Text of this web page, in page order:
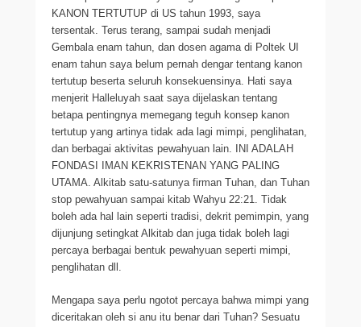
KANON TERTUTUP di US tahun 1993, saya
tersentak. Terus terang, sampai sudah menjadi
Gembala enam tahun, dan dosen agama di Poltek UI
enam tahun saya belum pernah dengar tentang kanon
tertutup beserta seluruh konsekuensinya. Hati saya
menjerit Halleluyah saat saya dijelaskan tentang
betapa pentingnya memegang teguh konsep kanon
tertutup yang artinya tidak ada lagi mimpi, penglihatan,
dan berbagai aktivitas pewahyuan lain. INI ADALAH
FONDASI IMAN KEKRISTENAN YANG PALING
UTAMA. Alkitab satu-satunya firman Tuhan, dan Tuhan
stop pewahyuan sampai kitab Wahyu 22:21. Tidak
boleh ada hal lain seperti tradisi, dekrit pemimpin, yang
dijunjung setingkat Alkitab dan juga tidak boleh lagi
percaya berbagai bentuk pewahyuan seperti mimpi,
penglihatan dll.
Mengapa saya perlu ngotot percaya bahwa mimpi yang
diceritakan oleh si anu itu benar dari Tuhan? Sesuatu